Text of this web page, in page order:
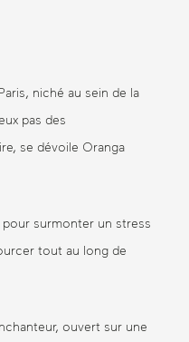
niché au sein de la
pas des
se dévoile Oranga
surmonter un stress
tout au long de
ouvert sur une